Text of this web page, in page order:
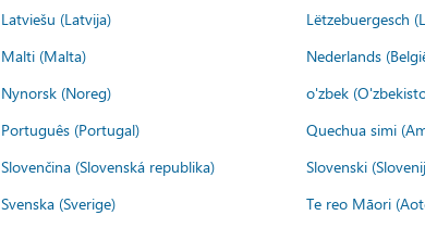
Latviešu (Latvija)
Lëtzebuergesch
Malti (Malta)
Nederlands
Nynorsk (Noreg)
o'zbek
Português (Portugal)
Quechua simi
Slovenčina (Slovenská republika)
Slovenski
Svenska (Sverige)
Te reo Māori